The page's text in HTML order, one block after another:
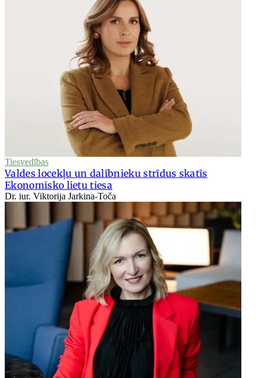
Tiesvedības
Valdes locekļu un dalībnieku strīdus skatīs
Ekonomisko lietu tiesa
Dr. iur. Viktorija Jarkina-Toča